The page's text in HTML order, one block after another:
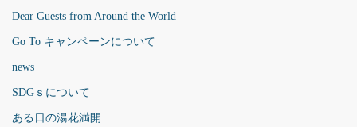
Dear Guests from Around the World
Go To キャンペーンについて
news
SDGｓについて
ある日の湯花満開